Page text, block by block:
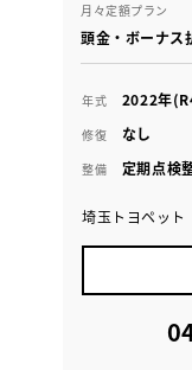
月々定額プラン
頭金・ボーナ
年式 2022年
修復 なし
整備 定期点検
埼玉トヨペッ